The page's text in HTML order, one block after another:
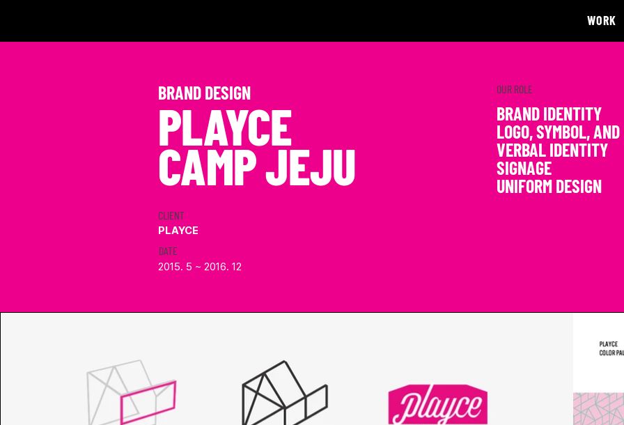
WORK
BRAND DESIGN
PLAYCE
CAMP JEJU
CLIENT
PLAYCE
DATE
2015. 5 ~ 2016. 12
OUR ROLE
BRAND IDENTITY
LOGO, SYMBOL,
VERBAL IDENTITY
SIGNAGE
UNIFORM DESIGN